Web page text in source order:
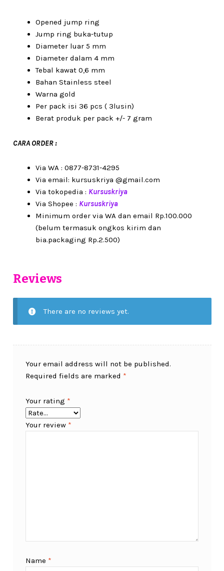
Opened jump ring
Jump ring buka-tutup
Diameter luar 5 mm
Diameter dalam 4 mm
Tebal kawat 0,6 mm
Bahan Stainless steel
Warna gold
Per pack isi 36 pcs ( 3lusin)
Berat produk per pack +/- 7 gram
CARA ORDER :
Via WA : 0877-8731-4295
Via email: kursuskriya @gmail.com
Via tokopedia : Kursuskriya
Via Shopee : Kursuskriya
Minimum order via WA dan email Rp.100.000
(belum termasuk ongkos kirim dan
bia.packaging Rp.2.500)
Reviews
There are no reviews yet.
Your email address will not be published.
Required fields are marked *
Your rating *
Your review *
Name *